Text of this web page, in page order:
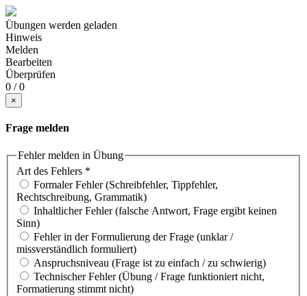
Übungen werden geladen
Hinweis
Melden
Bearbeiten
Überprüfen
0 / 0
×
Frage melden
Fehler melden in Übung
Art des Fehlers *
Formaler Fehler (Schreibfehler, Tippfehler,
Rechtschreibung, Grammatik)
Inhaltlicher Fehler (falsche Antwort, Frage ergibt keinen
Sinn)
Fehler in der Formulierung der Frage (unklar /
missverständlich formuliert)
Anspruchsniveau (Frage ist zu einfach / zu schwierig)
Technischer Fehler (Übung / Frage funktioniert nicht,
Formatierung stimmt nicht)